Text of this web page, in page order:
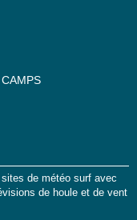
de météo surf avec
de houle et de vent